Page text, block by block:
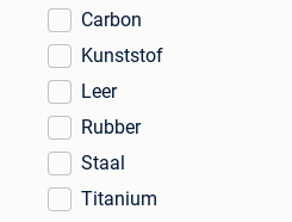
Carbon
Kunststof
Leer
Rubber
Staal
Titanium